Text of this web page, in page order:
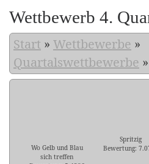
Wettbewerb 4.
Start » Wettbewerbe »
Quartalswettbewerbe »
Wo Gelb und Blau
sich treffen
Spritzig
Bewertung: